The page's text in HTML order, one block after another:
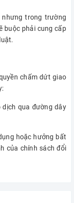
trong trường
buộc phải cung cấp
chấm dứt giao
dịch qua đường dây
hoặc hưởng bất
của chính sách đổi